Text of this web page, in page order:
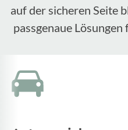
auf der sicheren Seite
passgenaue